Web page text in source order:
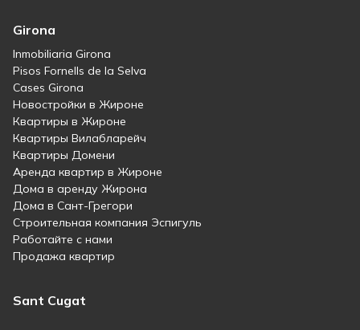
Girona
Inmobiliaria Girona
Pisos Fornells de la Selva
Cases Girona
Новостройки в Жироне
Квартиры в Жироне
Квартиры Вилабларейч
Квартиры Домени
Аренда квартир в Жироне
Дома в аренду Жирона
Дома в Сант-Грегори
Строительная компания Эспигуль
Работайте с нами
Продажа квартир
Sant Cugat